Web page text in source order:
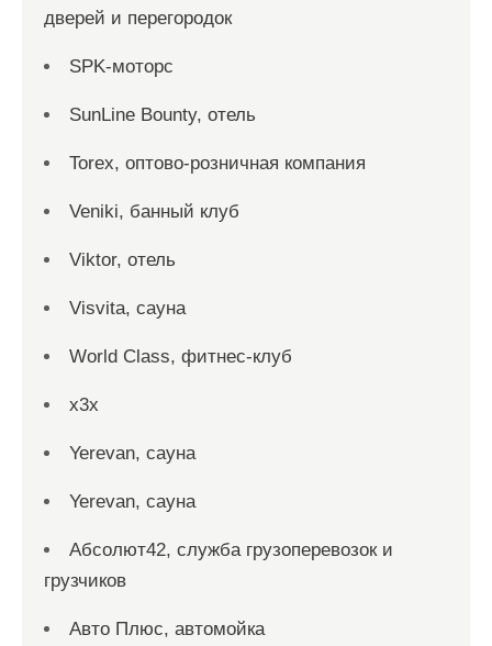
дверей и перегородок
SPK-моторс
SunLine Bounty, отель
Torex, оптово-розничная компания
Veniki, банный клуб
Viktor, отель
Visvita, сауна
World Class, фитнес-клуб
x3x
Yerevan, сауна
Yerevan, сауна
Абсолют42, служба грузоперевозок и
грузчиков
Авто Плюс, автомойка